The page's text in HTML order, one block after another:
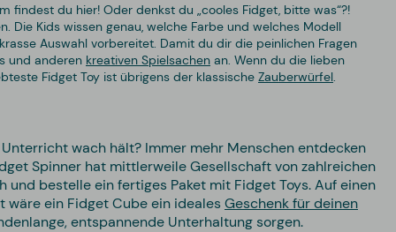
findest du hier! Oder denkst du „cooles Fidget, bitte was“?!
Die Kids wissen genau, welche Farbe und welches Modell
Auswahl vorbereitet. Damit du dir die peinlichen Fragen
und anderen kreativen Spielsachen an. Wenn du die lieben
Fidget Toy ist übrigens der klassische Zauberwürfel
wach hält? Immer mehr Menschen entdecken
Spinner hat mittlerweile Gesellschaft von zahlreichen
und bestelle ein fertiges Paket mit Fidget Toys. Auf einen
wäre ein Fidget Cube ein idealesGeschenk für deinen
entspannende Unterhaltung sorgen.